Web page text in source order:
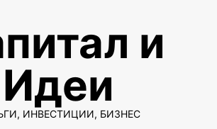
и
Идеи
ИНВЕСТИЦИИ, БИЗНЕС